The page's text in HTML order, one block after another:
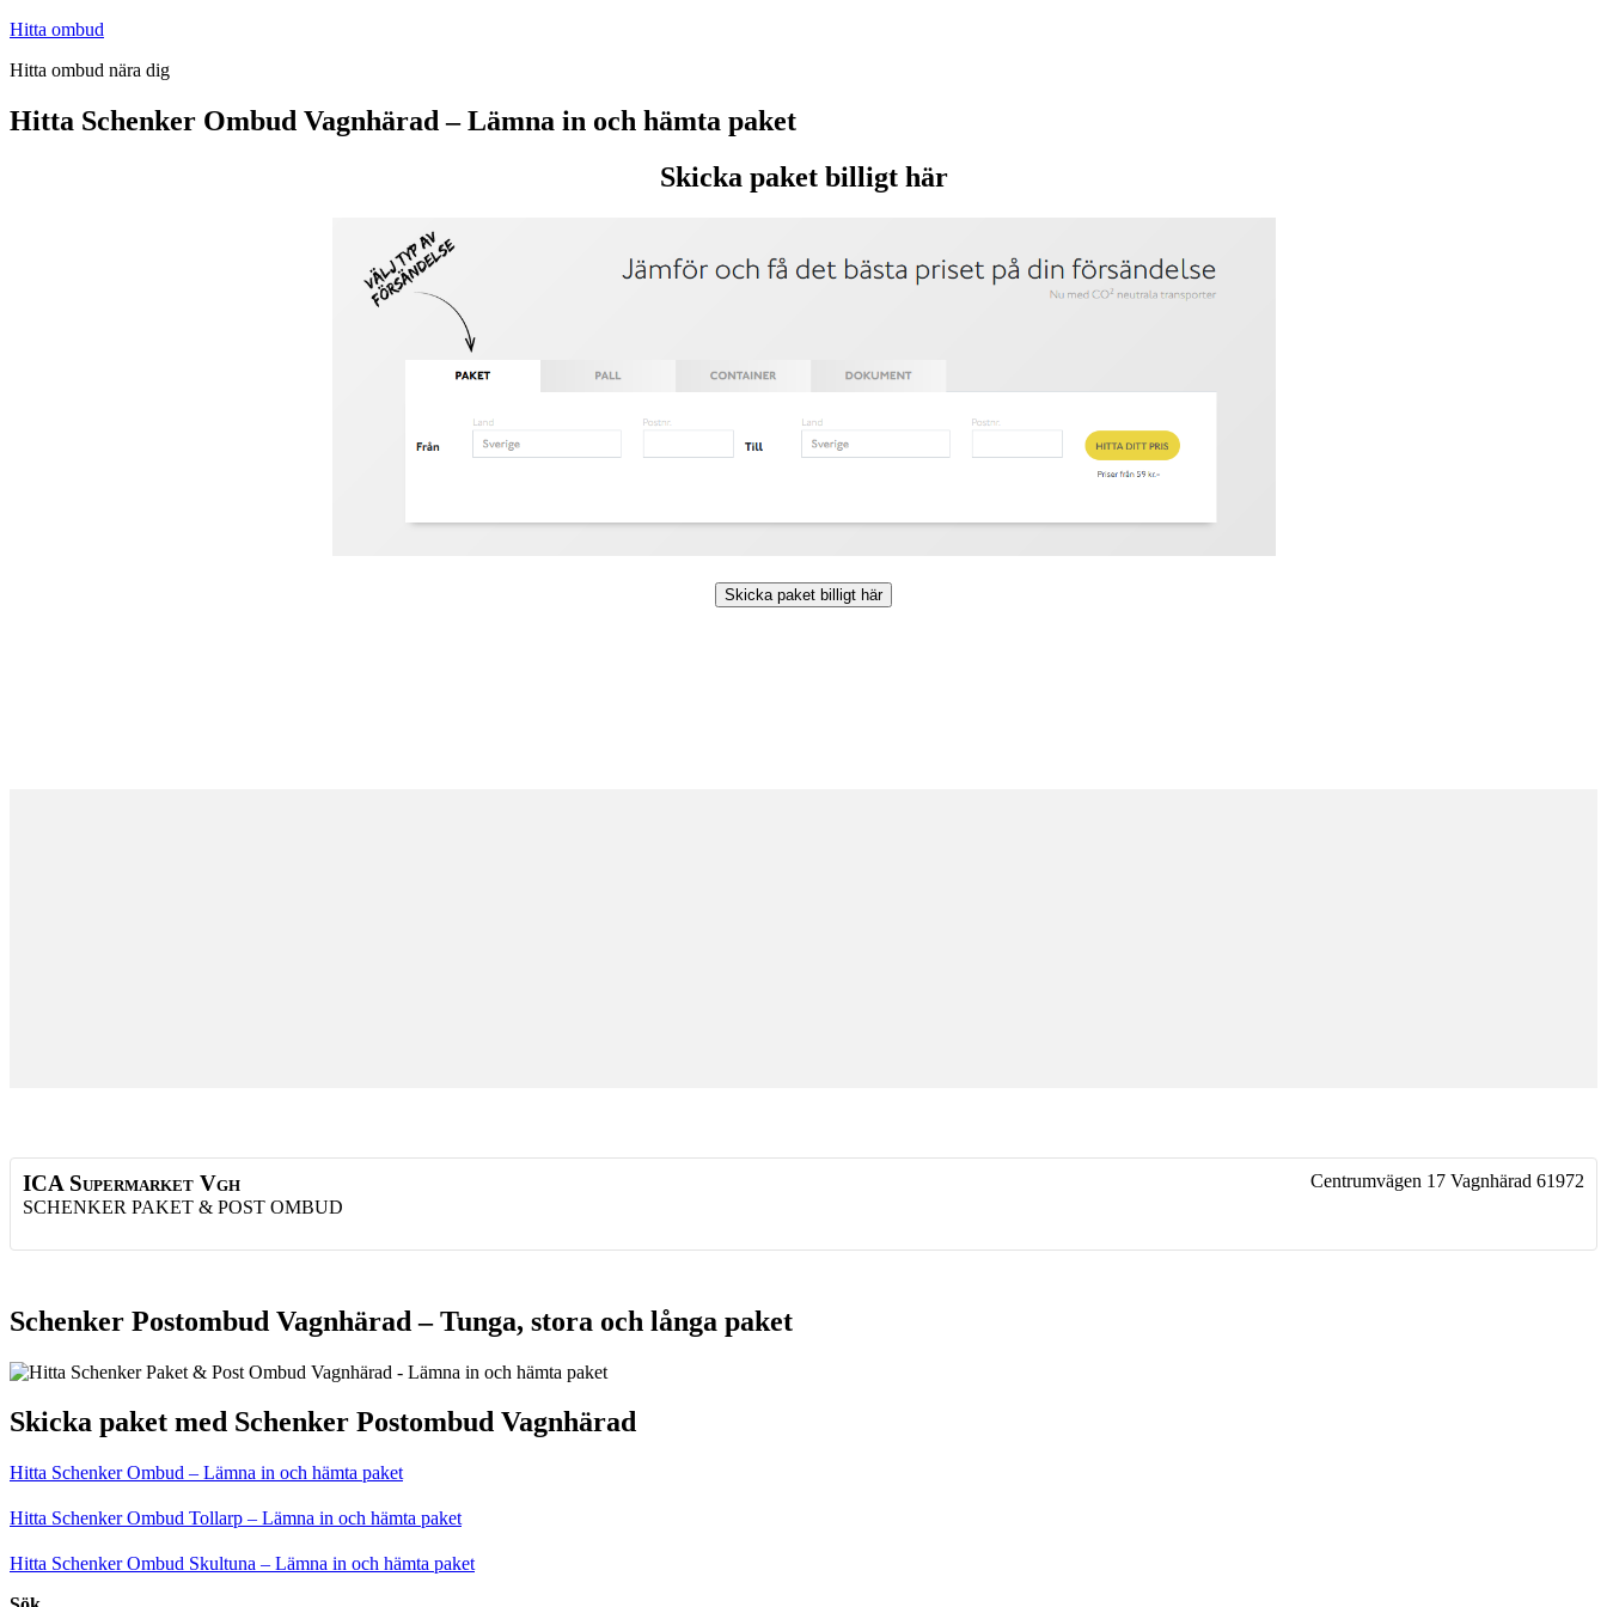
Hoppa
innehåll
Hitta ombud
Hitta ombud nära dig
Hitta Schenker Ombud Vagnhärad – Lämna in och hämta paket
Skicka paket billigt här
Skicka paket billigt här
ICA Supermarket Vgh
SCHENKER PAKET & POST OMBUD
Centrumvägen 17 Vagnhärad 61972
Schenker Postombud Vagnhärad – Tunga, stora och långa paket
Skicka paket med Schenker Postombud Vagnhärad
Hitta Schenker Ombud – Lämna in och hämta paket
Hitta Schenker Ombud Tollarp – Lämna in och hämta paket
Hitta Schenker Ombud Skultuna – Lämna in och hämta paket